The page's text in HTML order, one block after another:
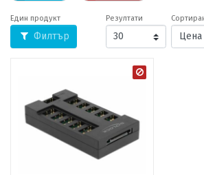
Един продукт
Филтър
Резултати